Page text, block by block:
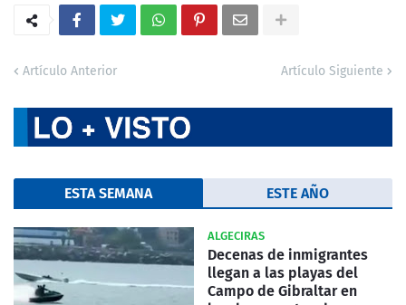
Artículo Anterior Artículo Siguiente
ESTA SEMANA ESTE AÑO
ALGECIRAS
Decenas de inmigrantes
llegan a las playas del
Campo de Gibraltar en